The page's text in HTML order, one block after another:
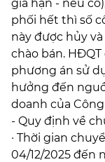
gia hạn - nếu
phối hết thì số
này được hủy
chào bán.
phương án sử
hưởng đến
doanh của
- Quy định về
· Thời gian
04/12/2025 đến